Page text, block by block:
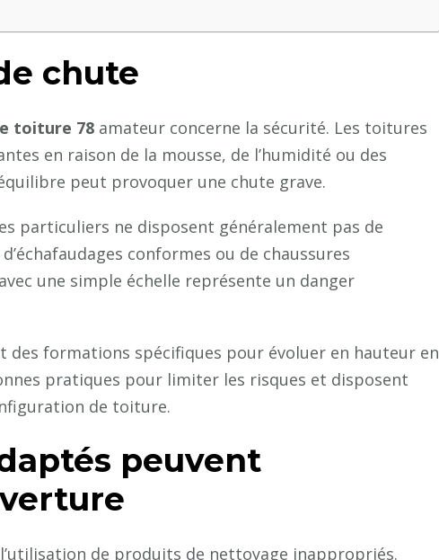
chute
toiture 78 amateur concerne la sécurité. Les toitures
en raison de la mousse, de l’humidité ou des
peut provoquer une chute grave.
particuliers ne disposent généralement pas de
conformes ou de chaussures
une simple échelle représente un danger
des formations spécifiques pour évoluer en hauteur en
pratiques pour limiter les risques et disposent
de toiture.
peuvent
de produits de nettoyage inappropriés.